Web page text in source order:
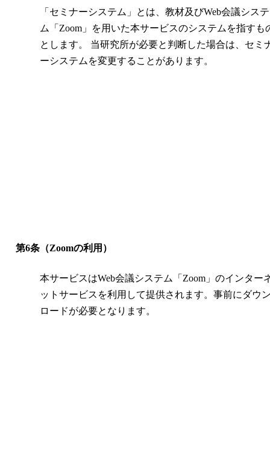
「セミナーシステム」とは、教材及びWeb会議システ
ム「Zoom」を用いた本サービスのシステムを指すも
とします。 当研究所が必要と判断した場合は、セミ
ーシステムを変更することがあります。
第6条（Zoomの利用）
本サービスはWeb会議システム「Zoom」のインター
ットサービスを利用して提供されます。事前にダウ
ロードが必要となります。